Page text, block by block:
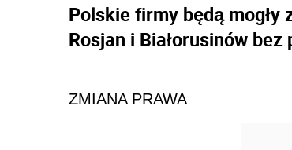
Polskie firmy będą
Rosjan i Białorusinów
ZMIANA PRAWA